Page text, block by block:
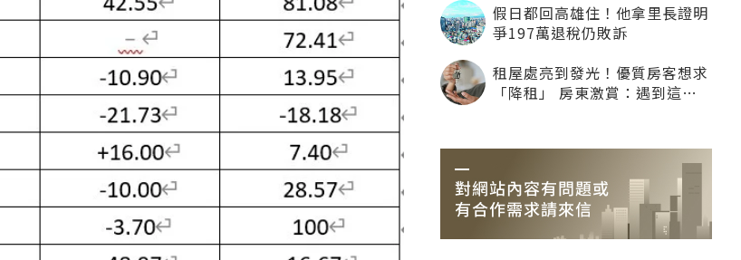
假日都回高雄住！他拿里長證明
爭197萬退稅仍敗訴
租屋處亮到發光！優質房客想求
「降租」 房東激賞：遇到這種